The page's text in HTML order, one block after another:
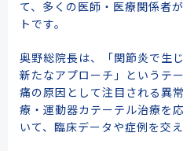
て、多くの医師・医療関係者
トです。
奥野総院長は、「関節炎で生
新たなアプローチ」というテ
痛の原因として注目される異
療・運動器カテーテル治療を
いて、臨床データや症例を交